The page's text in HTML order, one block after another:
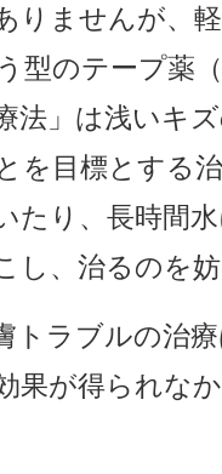
りませんが、
型のテープ薬
法」は浅いキ
を目標とする
たり、長時間
し、治るのを
トラブルの治
果が得られな